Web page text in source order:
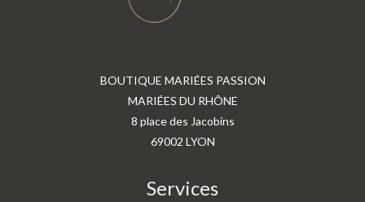
BOUTIQUE MARIÉES PASSION
MARIÉES DU RHÔNE
8 place des Jacobins
69002 LYON
Services